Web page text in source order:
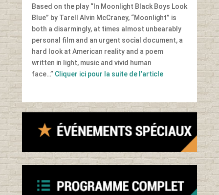
Based on the play “In Moonlight Black Boys Look
Blue” by Tarell Alvin McCraney, “Moonlight” is
both a disarmingly, at times almost unbearably
personal film and an urgent social document, a
hard look at American reality and a poem
written in light, music and vivid human
face…” Cliquer ici pour la suite de l’article